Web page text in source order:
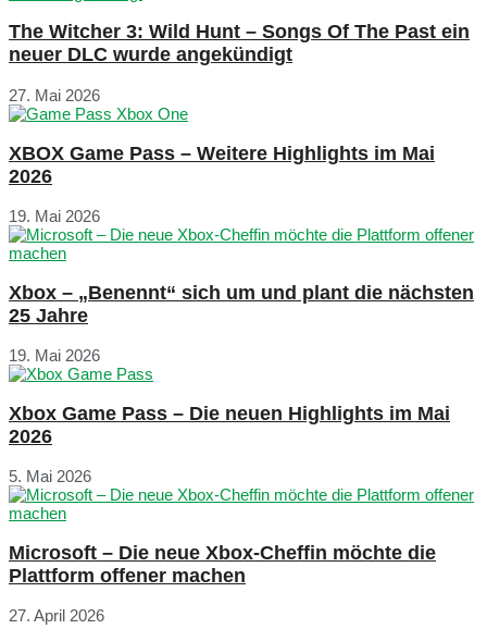
The Witcher 3: Wild Hunt – Songs Of The Past ein
neuer DLC wurde angekündigt
27. Mai 2026
XBOX Game Pass – Weitere Highlights im Mai
2026
19. Mai 2026
Xbox – „Benennt“ sich um und plant die nächsten
25 Jahre
19. Mai 2026
Xbox Game Pass – Die neuen Highlights im Mai
2026
5. Mai 2026
Microsoft – Die neue Xbox-Cheffin möchte die
Plattform offener machen
27. April 2026